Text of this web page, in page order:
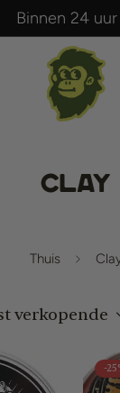
uur na
Clay
Thuis
verkopende
-